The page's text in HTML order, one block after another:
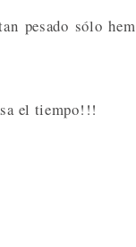
pesado sólo
el tiempo!!!